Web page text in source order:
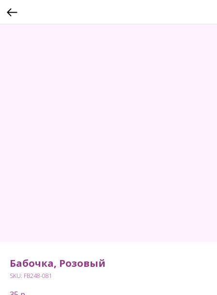
Бабочка, Розовый
SKU: FB248-081